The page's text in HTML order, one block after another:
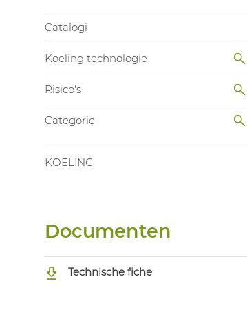
Catalogi
Koeling technologie
Risico's
Categorie
KOELING
Documenten
Technische fiche